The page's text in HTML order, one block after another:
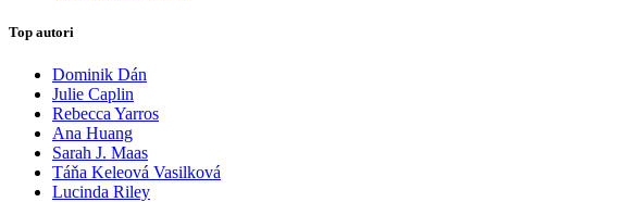
Top autori
Dominik Dán
Julie Caplin
Rebecca Yarros
Ana Huang
Sarah J. Maas
Táňa Keleová Vasilková
Lucinda Riley